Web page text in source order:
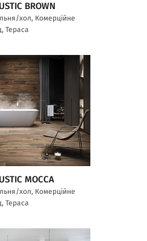
BROWN
хол, Комерційне
Тераса
MOCCA
хол, Комерційне
Тераса